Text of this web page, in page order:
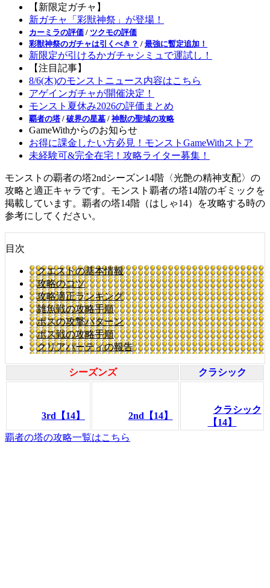
【新限定ガチャ】
新ガチャ「彩獣神祭」が登場！
カーミラの評価 / ツクモの評価
彩獣神祭のガチャは引くべき？ / 最強に暫定追加！
新限定が引けるかガチャシミュで運試し！
【注目記事】
8/6(木)のモンストニュース内容はこちら
アゲインガチャが開催決定！
モンスト夏休み2026の評価まとめ
覇者の塔 / 破界の星墓 / 神獣の聖域の攻略
GameWithからのお知らせ
お得に課金したい方必見！モンストGameWithストア
未経験可&完全在宅！攻略ライター募集！
モンストの覇者の塔2ndシーズン14階〈光艶の精神支配〉の
攻略と適正キャラです。モンスト覇者の塔14階のギミックを
掲載しています。覇者の塔14階（はしゃ14）を攻略する時の
参考にしてください。
目次
クエストの基本情報
攻略のコツ
攻略適正ランキング
雑魚戦の攻略手順
ボスの攻撃パターン
ボス戦の攻略手順
クリアパーティの報告
シーズンズ クラシック
3rd【14】 2nd【14】
クラシック
【14】
覇者の塔の攻略一覧はこちら